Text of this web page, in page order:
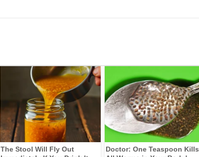
The Stool Will Fly Out
Doctor: One Teaspoon Kills